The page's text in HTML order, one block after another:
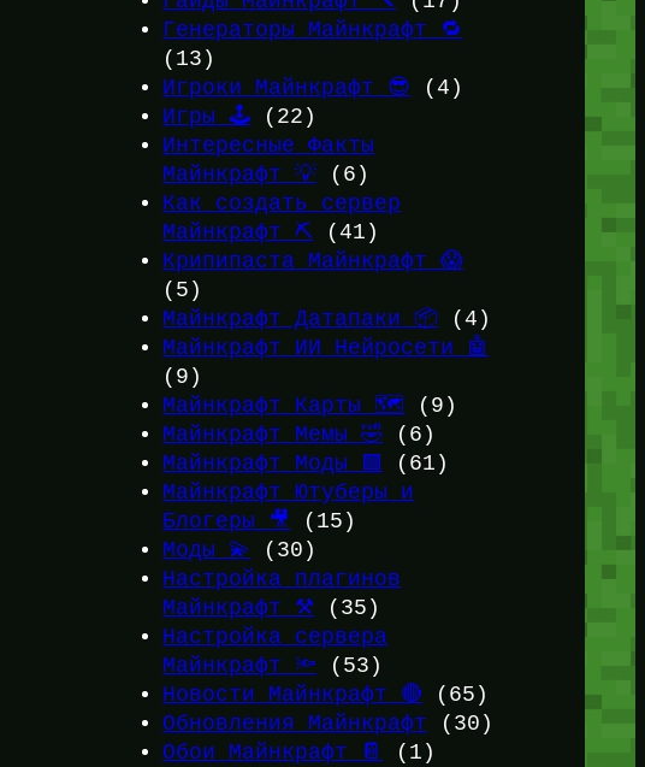
Генераторы Майнкрафт 🔁
(13)
Игроки Майнкрафт 😎 (4)
Игры 🕹️ (22)
Интересные Факты
Майнкрафт 💡 (6)
Как создать сервер
Майнкрафт ⛏️ (41)
Крипипаста Майнкрафт 😱
(5)
Майнкрафт Датапаки 📦 (4)
Майнкрафт ИИ Нейросети 🤖
(9)
Майнкрафт Карты 🗺️ (9)
Майнкрафт Мемы 🤣 (6)
Майнкрафт Моды 🟩
(61)
Майнкрафт Ютуберы и
Блогеры 🎥
(15)
Моды 💫
(30)
Настройка плагинов
Майнкрафт ⚒️ (35)
Настройка сервера
Майнкрафт 🔦 (53)
Новости Майнкрафт 🔴 (65)
Обновления Майнкрафт (30)
Обои Майнкрафт 📔
(1)